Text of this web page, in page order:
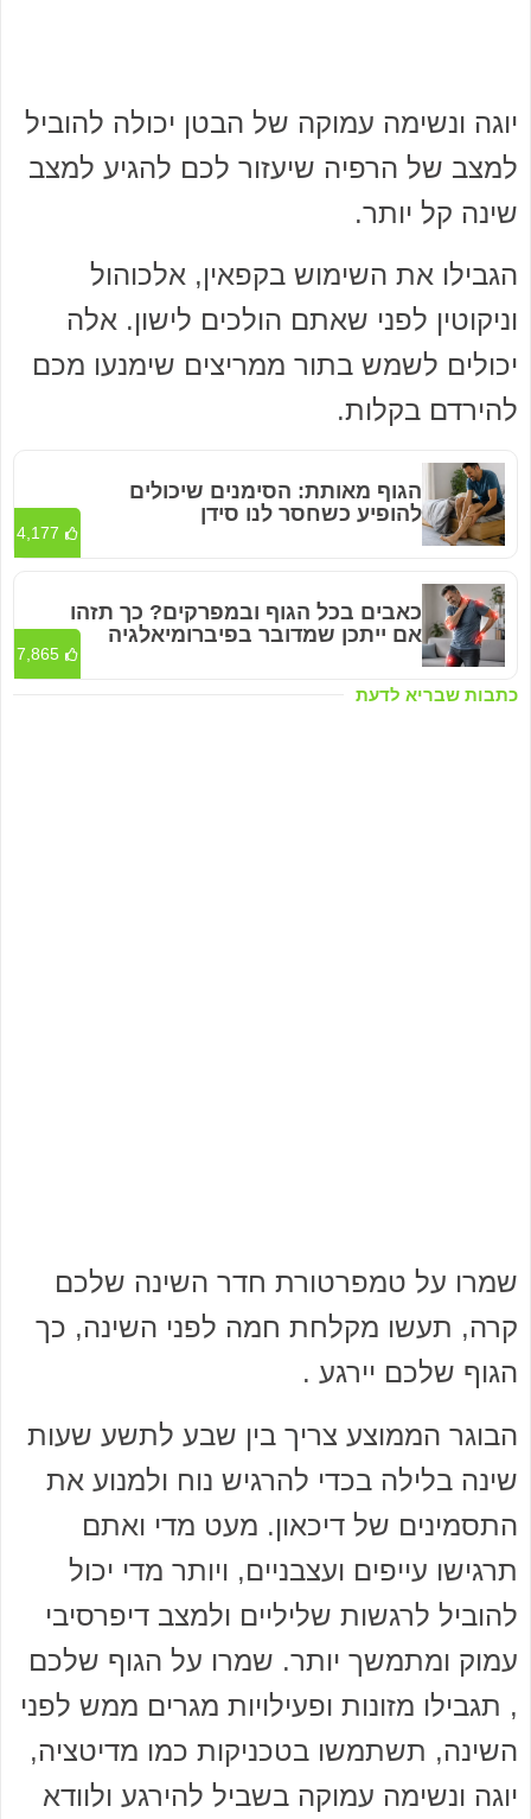
יוגה ונשימה עמוקה של הבטן יכולה להוביל
למצב של הרפיה שיעזור לכם להגיע למצב
שינה קל יותר.
הגבילו את השימוש בקפאין, אלכוהול
וניקוטין לפני שאתם הולכים לישון. אלה
יכולים לשמש בתור ממריצים שימנעו מכם
להירדם בקלות.
כתבות שבריא לדעת
הגוף מאותת: הסימנים שיכולים
להופיע כשחסר לנו סידן
4,177
כאבים בכל הגוף ובמפרקים? כך תזהו
אם ייתכן שמדובר בפיברומיאלגיה
7,865
שמרו על טמפרטורת חדר השינה שלכם
קרה, תעשו מקלחת חמה לפני השינה, כך
הגוף שלכם יירגע .
הבוגר הממוצע צריך בין שבע לתשע שעות
שינה בלילה בכדי להרגיש נוח ולמנוע את
התסמינים של דיכאון. מעט מדי ואתם
תרגישו עייפים ועצבניים, ויותר מדי יכול
להוביל לרגשות שליליים ולמצב דיפרסיבי
עמוק ומתמשך יותר. שמרו על הגוף שלכם
, תגבילו מזונות ופעילויות מגרים ממש לפני
השינה, תשתמשו בטכניקות כמו מדיטציה,
יוגה ונשימה עמוקה בשביל להירגע ולוודא